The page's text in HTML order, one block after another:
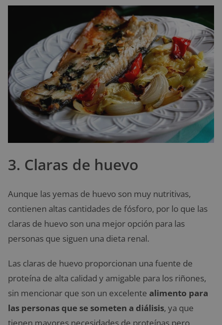
3. Claras de huevo
Aunque las yemas de huevo son muy nutritivas,
contienen altas cantidades de fósforo, por lo que las
claras de huevo son una mejor opción para las
personas que siguen una dieta renal.
Las claras de huevo proporcionan una fuente de
proteína de alta calidad y amigable para los riñones,
sin mencionar que son un excelente alimento para
las personas que se someten a diálisis, ya que